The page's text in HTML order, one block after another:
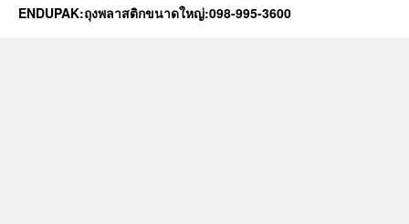
ENDUPAK:ถุงพลาสติกขนาดใหญ่:098-995-3600